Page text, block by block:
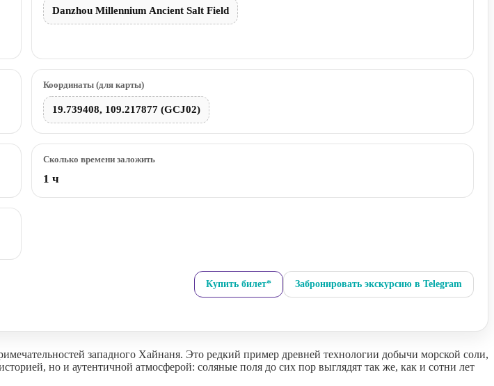
Danzhou Millennium Ancient Salt Field
Координаты (для карты)
19.739408, 109.217877 (GCJ02)
Сколько времени заложить
1 ч
Купить билет* Забронировать экскурсию в Telegram
западного Хайнаня. Это редкий пример древней технологии добычи морской соли,
но и аутентичной атмосферой: соляные поля до сих пор выглядят так же, как и сотни лет